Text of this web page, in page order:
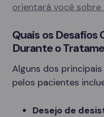
orientará você sobre
Quais os Desafios
Durante o
Alguns dos
pelos pacientes
Desejo de